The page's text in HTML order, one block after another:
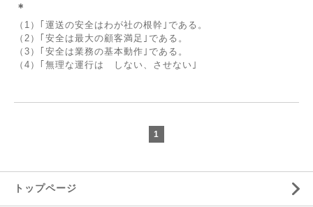
＊
（1）｢運送の安全はわが社の根幹｣である。
（2）｢安全は最大の顧客満足｣である。
（3）｢安全は業務の基本動作｣である。
（4）｢無理な運行は しない、させない｣
1
トップページ